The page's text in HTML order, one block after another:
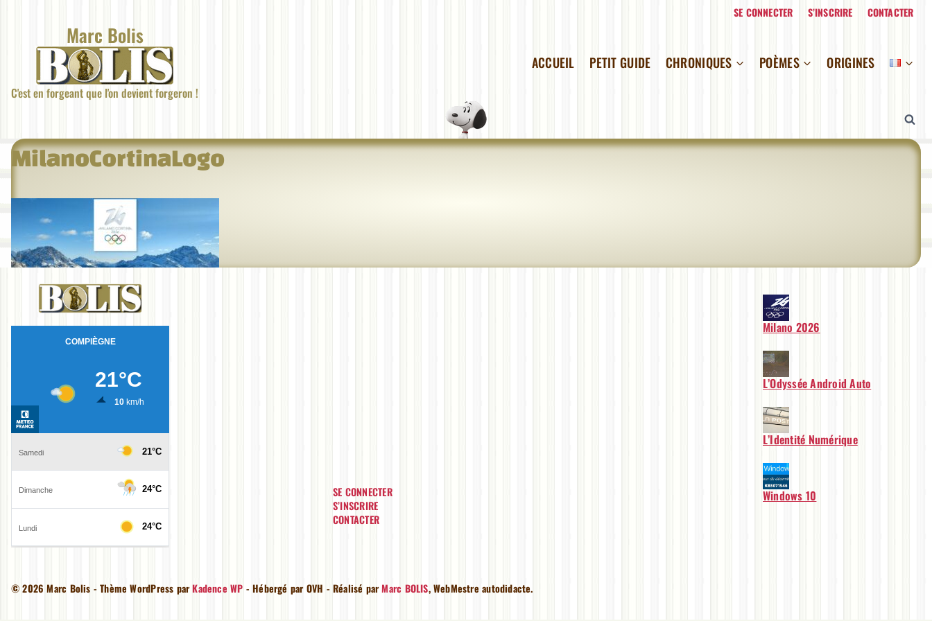
SE CONNECTER S’INSCRIRE CONTACTER
Marc Bolis
C'est en forgeant que l'on devient forgeron !
ACCUEIL PETIT GUIDE CHRONIQUES POÈMES ORIGINES
MilanoCortinaLogo
SE CONNECTER
S’INSCRIRE
CONTACTER
Milano 2026
L’Odyssée Android Auto
L’Identité Numérique
Windows 10
© 2026 Marc Bolis - Thème WordPress parKadence WP - Hébergé par OVH - Réalisé parMarc BOLIS, WebMestre autodidacte.